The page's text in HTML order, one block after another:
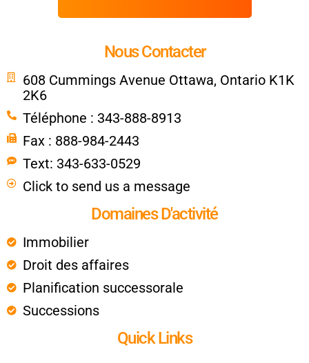
Nous Contacter
608 Cummings Avenue Ottawa, Ontario K1K
2K6
Téléphone : 343-888-8913
Fax : 888-984-2443
Text: 343-633-0529
Click to send us a message
Domaines D'activité
Immobilier
Droit des affaires
Planification successorale
Successions
Quick Links